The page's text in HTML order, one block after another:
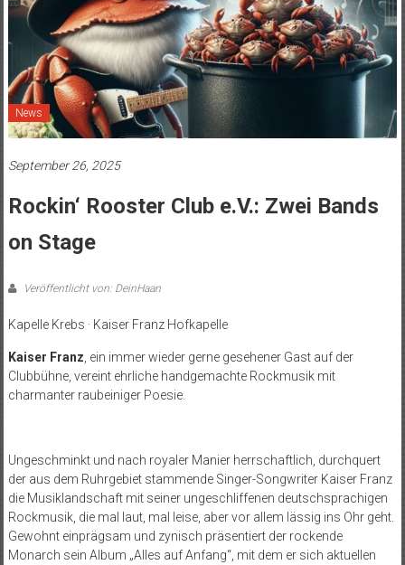
News
September 26, 2025
Rockin‘ Rooster Club e.V.: Zwei Bands
on Stage
Veröffentlicht von: DeinHaan
Kapelle Krebs · Kaiser Franz Hofkapelle
Kaiser Franz , ein immer wieder gerne gesehener Gast auf der
Clubbühne, vereint ehrliche handgemachte Rockmusik mit
charmanter raubeiniger Poesie.
Ungeschminkt und nach royaler Manier herrschaftlich, durchquert
der aus dem Ruhrgebiet stammende Singer-Songwriter Kaiser Franz
die Musiklandschaft mit seiner ungeschliffenen deutschsprachigen
Rockmusik, die mal laut, mal leise, aber vor allem lässig ins Ohr geht.
Gewohnt einprägsam und zynisch präsentiert der rockende
Monarch sein Album „Alles auf Anfang“, mit dem er sich aktuellen